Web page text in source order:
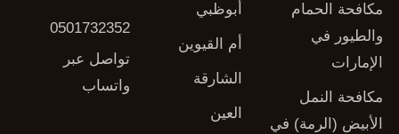
مكافحة الحمام
والطيور في
الإمارات
مكافحة النمل
الأبيض (الرمة) في
أبوظبي
أم القيوين
الشارقة
العين
0501732352
تواصل عبر
واتساب